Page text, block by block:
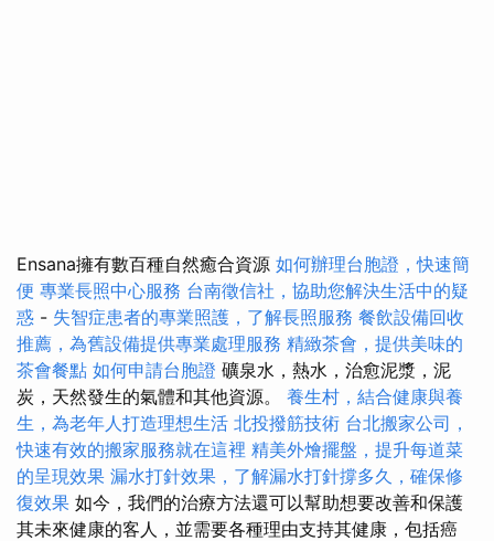
Ensana擁有數百種自然癒合資源 如何辦理台胞證，快速簡
便 專業長照中心服務 台南徵信社，協助您解決生活中的疑
惑 - 失智症患者的專業照護，了解長照服務 餐飲設備回收
推薦，為舊設備提供專業處理服務 精緻茶會，提供美味的
茶會餐點 如何申請台胞證 礦泉水，熱水，治愈泥漿，泥
炭，天然發生的氣體和其他資源。 養生村，結合健康與養
生，為老年人打造理想生活 北投撥筋技術 台北搬家公司，
快速有效的搬家服務就在這裡 精美外燴擺盤，提升每道菜
的呈現效果 漏水打針效果，了解漏水打針撐多久，確保修
復效果 如今，我們的治療方法還可以幫助想要改善和保護
其未來健康的客人，並需要各種理由支持其健康，包括癌